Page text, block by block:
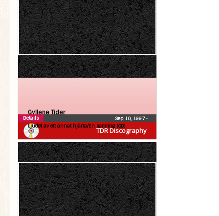
TDR Discography
Gyllene Tider
Ljudet av ett annat hjärta/En samling (CD)
Sep 10, 1997•
Details